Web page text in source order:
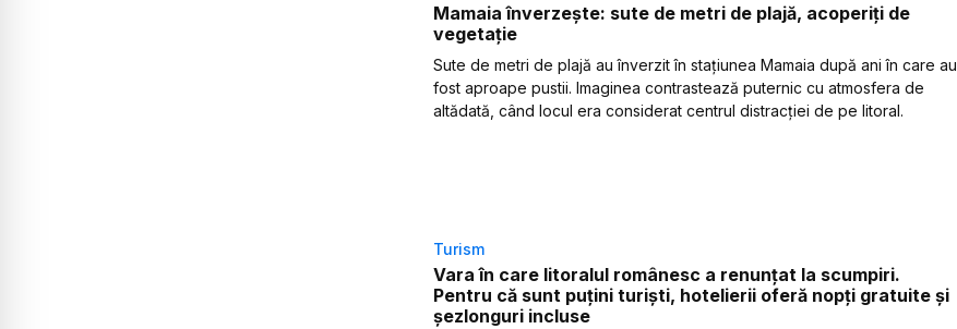
Mamaia înverzește: sute de metri de plajă, acoperiți de
vegetație
Sute de metri de plajă au înverzit în stațiunea Mamaia după ani în care au
fost aproape pustii. Imaginea contrastează puternic cu atmosfera de
altădată, când locul era considerat centrul distracției de pe litoral.
Turism
Vara în care litoralul românesc a renunțat la scumpiri.
Pentru că sunt puțini turiști, hotelierii oferă nopți gratuite și
șezlonguri incluse